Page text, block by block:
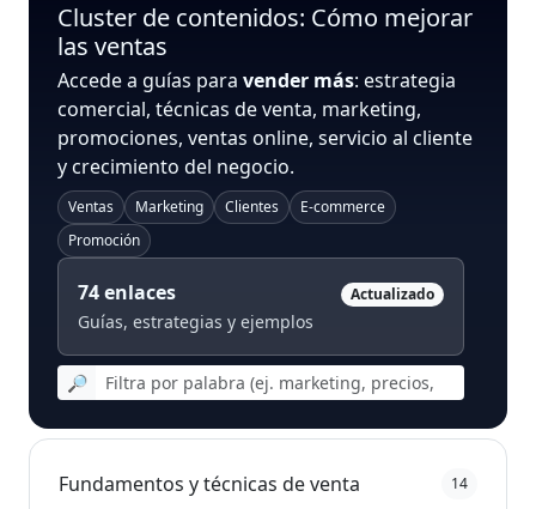
Cluster de contenidos: Cómo mejorar
las ventas
Accede a guías para vender más: estrategia
comercial, técnicas de venta, marketing,
promociones, ventas online, servicio al cliente
y crecimiento del negocio.
Ventas Marketing Clientes
E-commerce
Promoción
74enlaces
Guías, estrategias y ejemplos
Actualizado
🔎
Fundamentos y técnicas de venta 14